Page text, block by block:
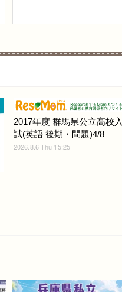
2017年度 群馬県公立高校入
試(英語 後期・問題)4/8
2026.8.6 Thu 15:25